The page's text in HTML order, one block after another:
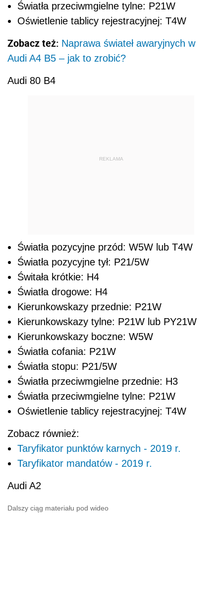
Światła przeciwmgielne tylne: P21W
Oświetlenie tablicy rejestracyjnej: T4W
Zobacz też: Naprawa świateł awaryjnych w
Audi A4 B5 – jak to zrobić?
Audi 80 B4
REKLAMA
Światła pozycyjne przód: W5W lub T4W
Światła pozycyjne tył: P21/5W
Świtała krótkie: H4
Światła drogowe: H4
Kierunkowskazy przednie: P21W
Kierunkowskazy tylne: P21W lub PY21W
Kierunkowskazy boczne: W5W
Światła cofania: P21W
Światła stopu: P21/5W
Światła przeciwmgielne przednie: H3
Światła przeciwmgielne tylne: P21W
Oświetlenie tablicy rejestracyjnej: T4W
Zobacz również:
Taryfikator punktów karnych - 2019 r.
Taryfikator mandatów - 2019 r.
Audi A2
Dalszy ciąg materiału pod wideo